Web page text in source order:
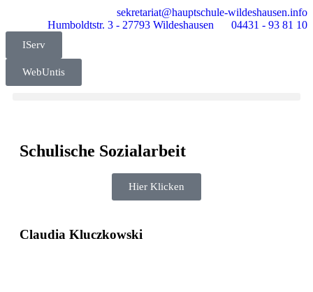
sekretariat@hauptschule-wildeshausen.info
Humboldtstr. 3 - 27793 Wildeshausen
04431 - 93 81 10
IServ
WebUntis
Schulische Sozialarbeit
Hier Klicken
Claudia Kluczkowski